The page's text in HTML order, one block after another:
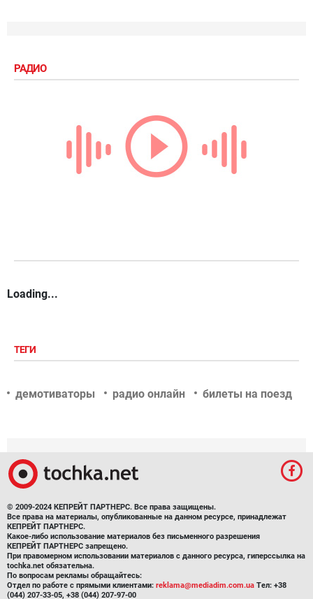
РАДИО
Loading...
ТЕГИ
демотиваторы радио онлайн билеты на поезд
© 2009-2024 КЕПРЕЙТ ПАРТНЕРС. Все права защищены.
Все права на материалы, опубликованные на данном ресурсе, принадлежат
КЕПРЕЙТ ПАРТНЕРС.
Какое-либо использование материалов без письменного разрешения
КЕПРЕЙТ ПАРТНЕРС запрещено.
При правомерном использовании материалов с данного ресурса, гиперссылка на
tochka.net обязательна.
По вопросам рекламы обращайтесь:
Отдел по работе с прямыми клиентами: reklama@mediadim.com.ua Тел: +38
(044) 207-33-05, +38 (044) 207-97-00